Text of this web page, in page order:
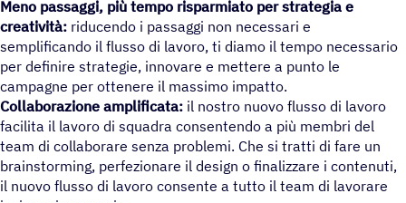
Meno passaggi, più tempo risparmiato per strategia e
creatività: riducendo i passaggi non necessari e
semplificando il flusso di lavoro, ti diamo il tempo necessario
per definire strategie, innovare e mettere a punto le
campagne per ottenere il massimo impatto.
Collaborazione amplificata: il nostro nuovo flusso di lavoro
facilita il lavoro di squadra consentendo a più membri del
team di collaborare senza problemi. Che si tratti di fare un
brainstorming, perfezionare il design o finalizzare i contenuti,
il nuovo flusso di lavoro consente a tutto il team di lavorare